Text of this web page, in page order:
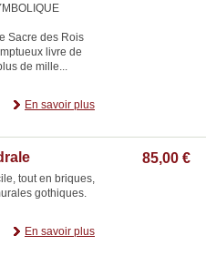
Sacre des Rois
livre de
de mille...
En savoir plus
tout en briques,
gothiques.
En savoir plus
85,00 €